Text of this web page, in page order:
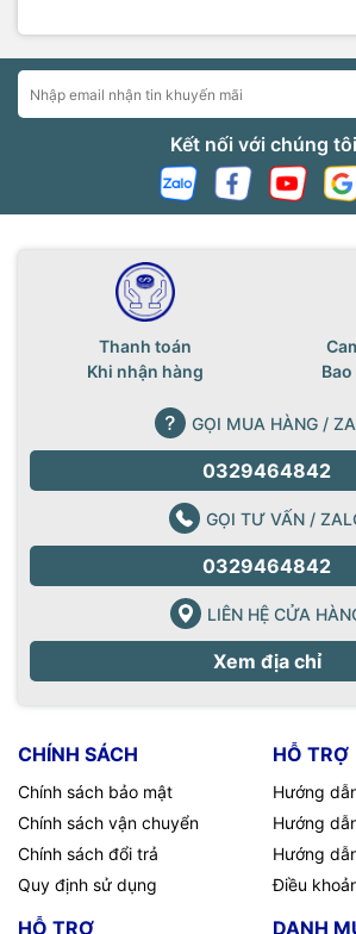
Kết nối với chúng
Thanh toán
Khi nhận hàng
GỌI MUA HÀNG /
0329464842
GỌI TƯ VẤN /
0329464842
LIÊN HỆ CỬA
Xem địa chỉ
CHÍNH SÁCH
Chính sách bảo mật
Chính sách vận chuyển
Chính sách đổi trả
Quy định sử dụng
HỖ TRỢ
Hướng
Hướng
Hướng
Điều
HỖ TRỢ DANH